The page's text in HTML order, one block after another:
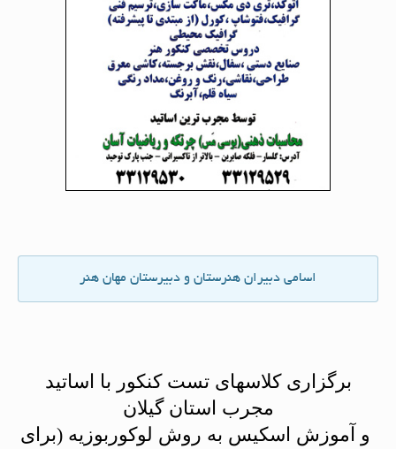
اسامی دبیران هنرستان و دبیرستان مهان هنر
برگزاری کلاسهای تست کنکور با اساتید
مجرب استان گیلان
و آموزش اسکیس به روش لوکوربوزیه (برای